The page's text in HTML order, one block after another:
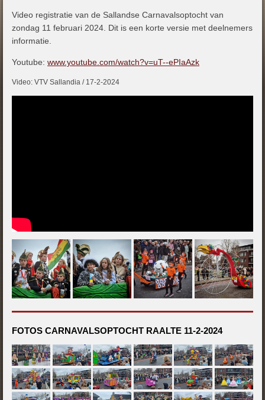
Video registratie van de Sallandse Carnavalsoptocht van
zondag 11 februari 2024. Dit is een korte versie met deelnemers
informatie.
Youtube: www.youtube.com/watch?v=uT--ePIaAzk
Video: VTV Sallandia / 17-2-2024
FOTOS CARNAVALSOPTOCHT RAALTE 11-2-2024